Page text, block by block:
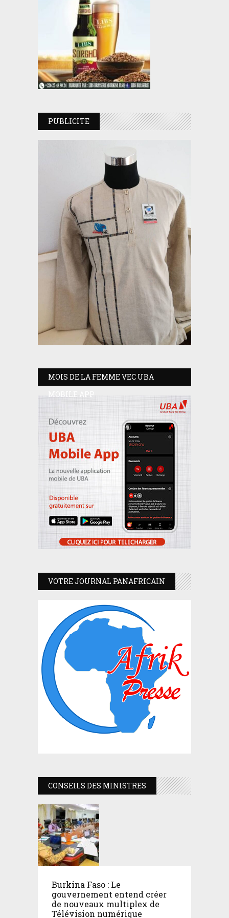
PUBLICITE
MOIS DE LA FEMME VEC UBA
MOBILE APP
VOTRE JOURNAL PANAFRICAIN
CONSEILS DES MINISTRES
Burkina Faso : Le
gouvernement entend créer
de nouveaux multiplex de
Télévision numérique